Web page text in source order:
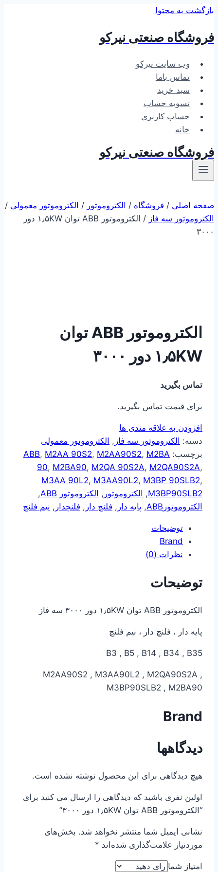
بازگشت به محتوا
فروشگاه صنعتی نیرکو
وب سایت نیرکو
تماس باما
سبد خرید
تسویه حساب
حساب کاربری
خانه
فروشگاه صنعتی نیرکو
صفحه اصلی / فروشگاه / الکتروموتور / الکتروموتور معمولی /
الکتروموتور سه فاز /
الکتروموتور ABB توان ۱٫۵KW دور
۳۰۰۰
الکتروموتور ABB توان
۱٫۵KW دور ۳۰۰۰
تماس بگیرید
برای قیمت تماس بگیرید.
افزودن به علاقه مندی ها
دسته: الکتروموتور سه فاز , الکتروموتور معمولی
برچسب:
ABB, M2AA 90S2, M2AA90S2, M2BA
90, M2BA90, M2QA 90S2A, M2QA90S2A,
M3AA 90L2, M3AA90L2, M3BP 90SLB2,
M3BP90SLB2
, الکتروموتور , الکتروموتور ABB
,
الکتروموتورABB
, پایه دار , فلنچ دار , فلنچدار , نیم فلنچ
توضیحات
Brand
نظرات (0)
توضیحات
الکتروموتور ABB توان ۱٫۵KW دور ۳۰۰۰ سه فاز
پایه دار ، فلنچ دار ، نیم فلنچ
B3 , B5 , B14 , B34 , B35
M2AA90S2 , M3AA90L2 , M2QA90S2A ,
M3BP90SLB2 , M2BA90
Brand
دیدگاهها
هیچ دیدگاهی برای این محصول نوشته نشده است.
اولین نفری باشید که دیدگاهی را ارسال می کنید برای
“الکتروموتور ABB توان ۱٫۵KW دور ۳۰۰۰”
نشانی ایمیل شما منتشر نخواهد شد. بخش‌های
موردنیاز علامت‌گذاری شده‌اند *
امتیاز شما